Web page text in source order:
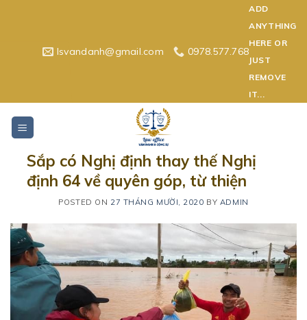
lsvandanh@gmail.com 0978.577.768
ADD
ANYTHING
HERE OR
JUST
REMOVE
IT...
Sắp có Nghị định thay thế Nghị
định 64 về quyên góp, từ thiện
POSTED ON 27 THÁNG MƯỜI, 2020 BY ADMIN